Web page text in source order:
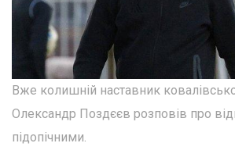
Вже колишній наставник
Олександр Поздєєв розповів про
підопічними.